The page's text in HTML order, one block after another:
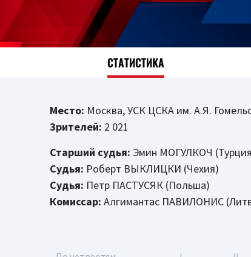
СТАТИСТИКА
Место: Москва, УСК ЦСКА им. А.Я.
Зрителей: 2 021
Старший судья: Эмин МОГУЛКОЧ
Судья: Роберт ВЫКЛИЦКИ (Чехия)
Судья: Петр ПАСТУСЯК (Польша)
Комиссар: Алгимантас ПАВИЛОНИС